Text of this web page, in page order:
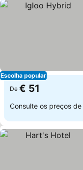
Escolha popular
De € 51
Consulte os preços de